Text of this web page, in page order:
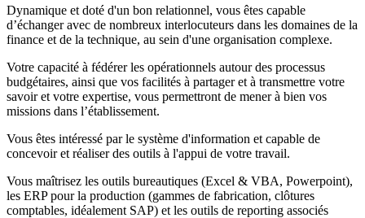
Dynamique et doté d'un bon relationnel, vous êtes capable
d’échanger avec de nombreux interlocuteurs dans les domaines de la
finance et de la technique, au sein d'une organisation complexe.
Votre capacité à fédérer les opérationnels autour des processus
budgétaires, ainsi que vos facilités à partager et à transmettre votre
savoir et votre expertise, vous permettront de mener à bien vos
missions dans l’établissement.
Vous êtes intéressé par le système d'information et capable de
concevoir et réaliser des outils à l'appui de votre travail.
Vous maîtrisez les outils bureautiques (Excel & VBA, Powerpoint),
les ERP pour la production (gammes de fabrication, clôtures
comptables, idéalement SAP) et les outils de reporting associés